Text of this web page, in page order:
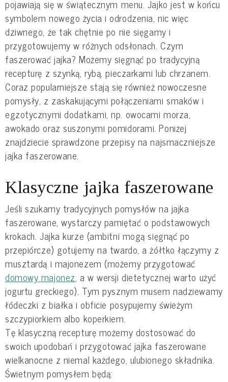
pojawiają się w świątecznym menu. Jajko jest w końcu
symbolem nowego życia i odrodzenia, nic więc
dziwnego, że tak chętnie po nie sięgamy i
przygotowujemy w różnych odsłonach. Czym
faszerować jajka? Możemy sięgnąć po tradycyjną
recepturę z szynką, rybą, pieczarkami lub chrzanem.
Coraz popularniejsze stają się również nowoczesne
pomysły, z zaskakującymi połączeniami smaków i
egzotycznymi dodatkami, np. owocami morza,
awokado oraz suszonymi pomidorami. Poniżej
znajdziecie sprawdzone przepisy na najsmaczniejsze
jajka faszerowane.
Klasyczne jajka faszerowane
Jeśli szukamy tradycyjnych pomysłów na jajka
faszerowane, wystarczy pamiętać o podstawowych
krokach. Jajka kurze (ambitni mogą sięgnąć po
przepiórcze) gotujemy na twardo, a żółtko łączymy z
musztardą i majonezem (możemy przygotować
domowy majonez, a w wersji dietetycznej warto użyć
jogurtu greckiego). Tym pysznym musem nadziewamy
łódeczki z białka i obficie posypujemy świeżym
szczypiorkiem albo koperkiem.
Tę klasyczną recepturę możemy dostosować do
swoich upodobań i przygotować jajka faszerowane
wielkanocne z niemal każdego, ulubionego składnika.
Świetnym pomysłem będą: